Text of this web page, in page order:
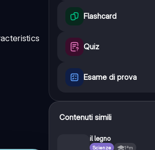
Flashcard
Quiz
Esame di prova
Contenuti simili
il legno
Scienze 1ªm